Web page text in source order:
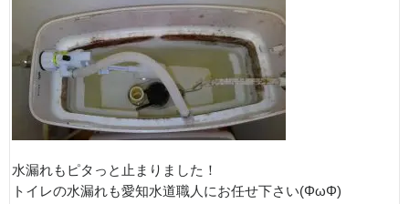
水漏れもピタっと止まりました！
トイレの水漏れも愛知水道職人にお任せ下さい(ΦωΦ)